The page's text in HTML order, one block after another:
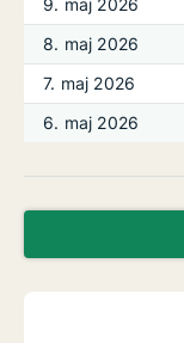
9. maj 2026
8. maj 2026
7. maj 2026
6. maj 2026